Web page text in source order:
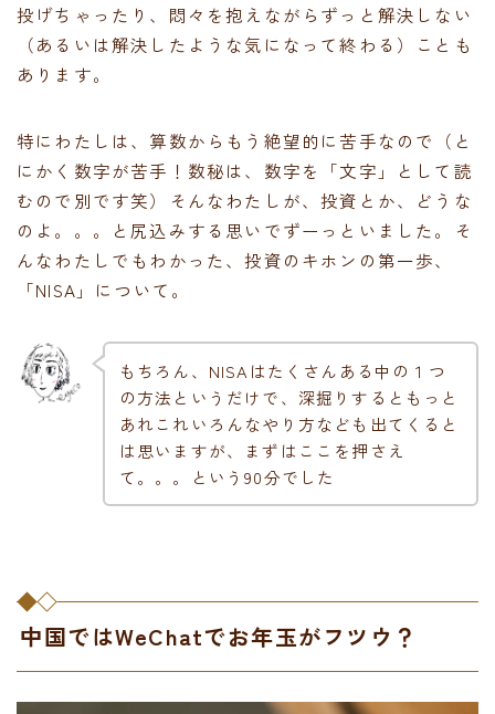
投げちゃったり、悶々を抱えながらずっと解決しない
（あるいは解決したような気になって終わる）ことも
あります。
特にわたしは、算数からもう絶望的に苦手なので（と
にかく数字が苦手！数秘は、数字を「文字」として読
むので別です笑）そんなわたしが、投資とか、どうな
のよ。。。と尻込みする思いでずーっといました。そ
んなわたしでもわかった、投資のキホンの第一歩、
「NISA」について。
もちろん、NISAはたくさんある中の１つ
の方法というだけで、深掘りするともっと
あれこれいろんなやり方なども出てくると
は思いますが、まずはここを押さえ
て。。。という90分でした
中国ではWeChatでお年玉がフツウ？